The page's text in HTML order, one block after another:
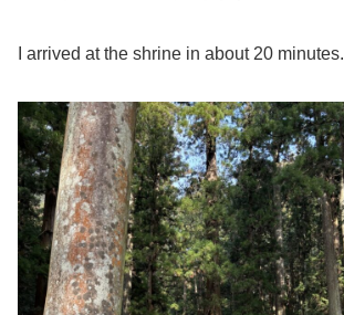
I arrived at the shrine in about 20 minutes.